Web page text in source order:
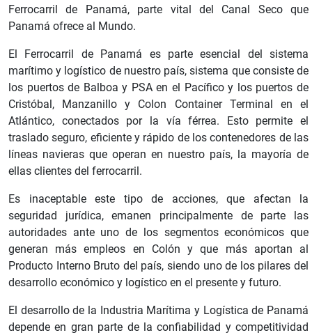
Ferrocarril de Panamá, parte vital del Canal Seco que
Panamá ofrece al Mundo.
El Ferrocarril de Panamá es parte esencial del sistema
marítimo y logístico de nuestro país, sistema que consiste de
los puertos de Balboa y PSA en el Pacífico y los puertos de
Cristóbal, Manzanillo y Colon Container Terminal en el
Atlántico, conectados por la vía férrea. Esto permite el
traslado seguro, eficiente y rápido de los contenedores de las
líneas navieras que operan en nuestro país, la mayoría de
ellas clientes del ferrocarril.
Es inaceptable este tipo de acciones, que afectan la
seguridad jurídica, emanen principalmente de parte las
autoridades ante uno de los segmentos económicos que
generan más empleos en Colón y que más aportan al
Producto Interno Bruto del país, siendo uno de los pilares del
desarrollo económico y logístico en el presente y futuro.
El desarrollo de la Industria Marítima y Logística de Panamá
depende en gran parte de la confiabilidad y competitividad